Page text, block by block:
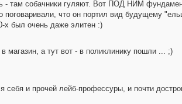
- там собачники гуляют. Вот ПОД НИМ
что он портил вид будущему
х был очень даже элитен :)
магазин, а тут вот - в поликлинику пошли ... ;)
и прочей лейб-профессуры, и почти